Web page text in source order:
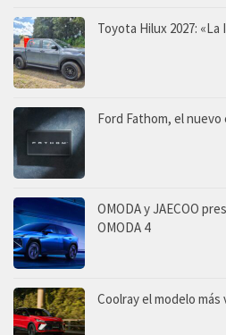
Toyota Hilux 2027:
Ford Fathom, el
OMODA y JAECOO
OMODA 4
Coolray el modelo